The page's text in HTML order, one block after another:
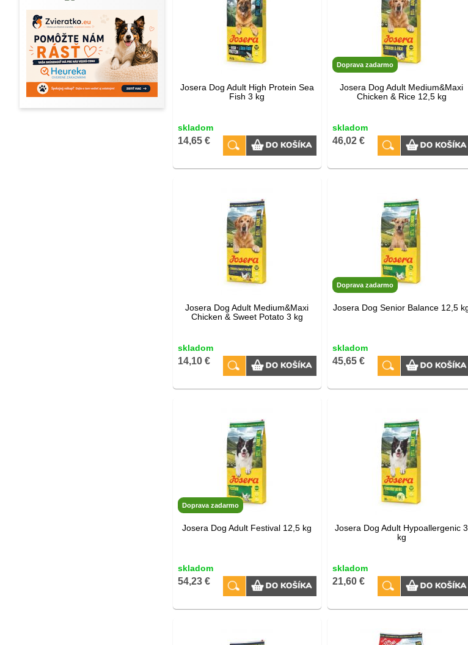
Josera Dog Adult High Protein Sea
Fish 3 kg
skladom
14,65 €
Doprava zadarmo
Josera Dog Adult Medium&Maxi
Chicken & Rice 12,5 kg
skladom
46,02 €
Josera Dog Adult Medium&Maxi
Chicken & Sweet Potato 3 kg
skladom
14,10 €
Doprava zadarmo
Josera Dog Senior Balance 12,5
skladom
45,65 €
Doprava zadarmo
Josera Dog Adult Festival 12,5 kg
skladom
54,23 €
Josera Dog Adult Hypoallergenic 3
kg
skladom
21,60 €